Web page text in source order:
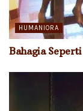
HUMANIORA
Bahagia